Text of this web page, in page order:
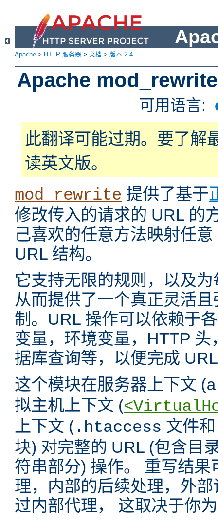
Apache > HTTP 服务器 > 文档 > 版本 2.4
Apache mod_rewrite
可用语言:
此翻译可能过期。要了解
读英文版。
mod_rewrite 提供了基于
修改传入的请求的 URL 的
己喜欢的任意方法映射任
URL 结构。
它支持无限的规则，以及
从而提供了一个真正灵活
制。URL 操作可以依赖于
变量，环境变量，HTTP
据库查询等，以便完成
这个模块在服务器上下文 (
拟主机上下文 (
上下文 ( .htaccess 文件
块) 对完整的 URL (包含目
符串部分) 操作。 重写结
理，内部的后续处理，外
过内部代理， 这取决于你